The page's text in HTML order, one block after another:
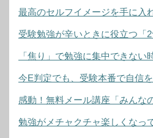
最高のセルフイメージを手に入
受験勉強が辛いときに役立つ「2
「焦り」で勉強に集中できない
今E判定でも、受験本番で自信
感動！無料メール講座「みんな
勉強がメチャクチャ楽しくなっ